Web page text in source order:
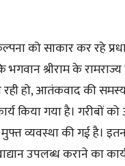
को साकार कर रहे
भगवान श्रीराम के
हो, आतंकवाद की
किया गया है। गरीबों
व्यवस्था की गई है।
उपलब्ध कराने का